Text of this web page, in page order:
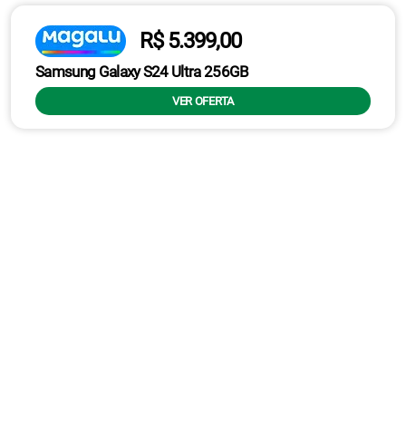
R$ 5.399,00
Samsung Galaxy S24 Ultra 256GB
VER OFERTA